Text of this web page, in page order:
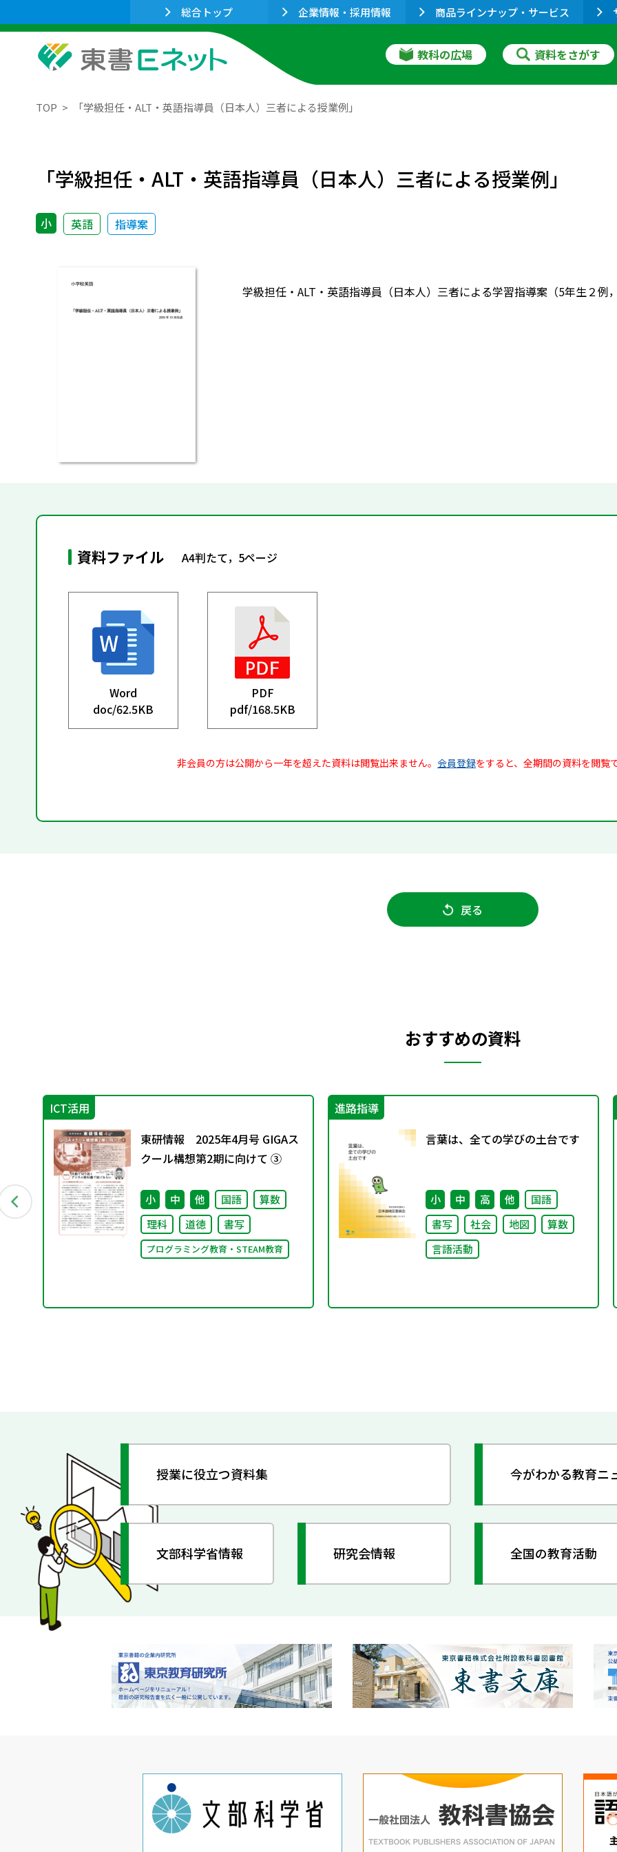
総合トップ 企業情報・採用情報 商品ラインナップ・サービス
教科の広場 資料をさがす
TOP 「学級担任・ALT・英語指導員（日本人）三者による授業例」
「学級担任・ALT・英語指導員（日本人）三者による授業例」
小 英語 指導案
学級担任・ALT・英語指導員（日本人）三者による学習指導案（5年生２例
資料ファイル A4判たて，5ページ
Word
doc/62.5KB
PDF
pdf/168.5KB
非会員の方は公開から一年を超えた資料は閲覧出来ません。 会員登録をすると、全期間の資料を閲覧
戻る
おすすめの資料
ICT活用
東研情報 2025年4月号 GIGAス
クール構想第2期に向けて ③
小 中 他 国語
算数
理科
道徳 書写
プログラミング教育・STEAM教育
進路指導
言葉は、全ての学びの土台です
小 中 高 他
国語
書写
社会 地図
算数
言語活動
授業に役立つ資料集 今がわかる教育ニ
文部科学省情報 研究会情報 全国の教育活動